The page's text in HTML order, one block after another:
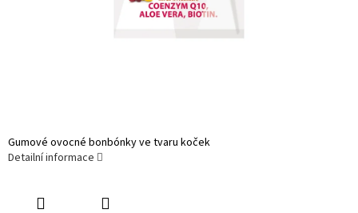
Gumové ovocné bonbónky ve tvaru koček
Detailní informace